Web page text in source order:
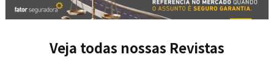
Veja todas nossas Revistas